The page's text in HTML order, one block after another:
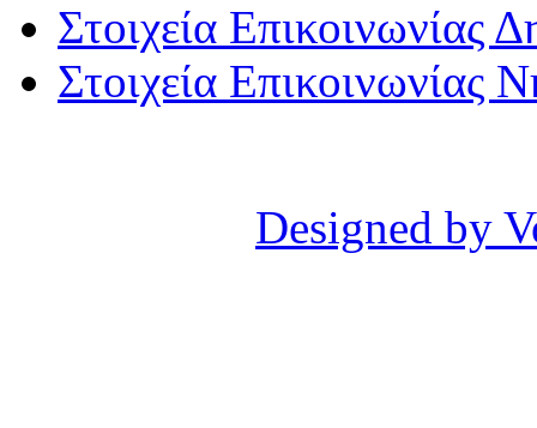
Στοιχεία Επικοινωνίας
Στοιχεία Επικοινωνίας
Designed by